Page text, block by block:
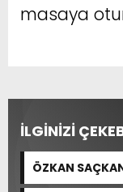
masaya
İLGİNİZİ
ÖZKAN